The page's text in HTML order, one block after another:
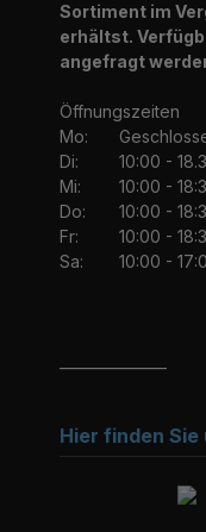
Sortiment im
erhältst.
angefragt
Öffnungszeiten
Mo:
Di:
10:00 -
Mi:
10:00 -
Do:
10:00 -
Fr:
10:00 -
Sa:
10:00 -
Hier finden Sie